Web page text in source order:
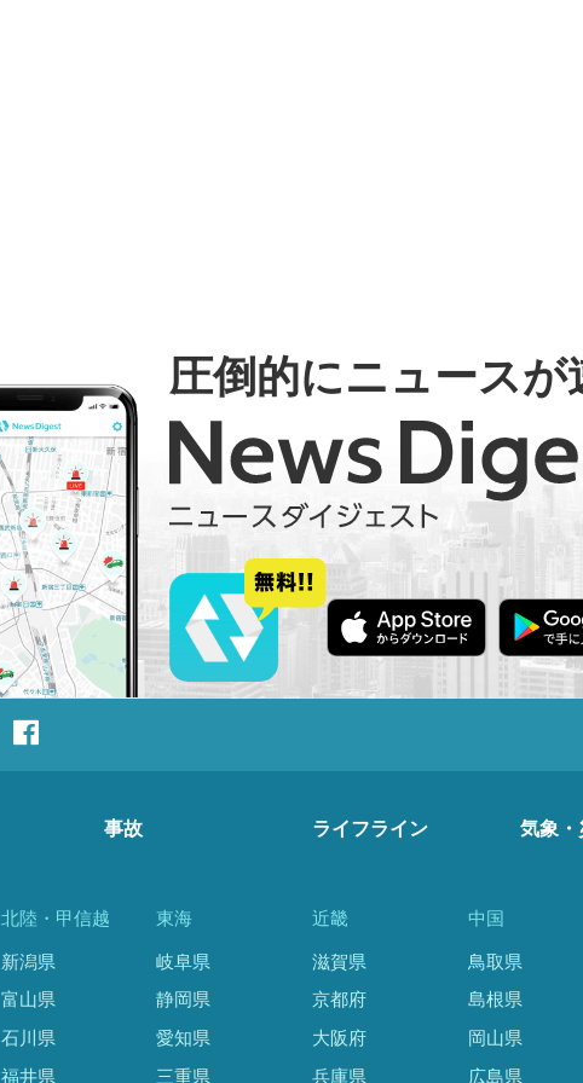
圧倒的にニュースが
事故 ライフライン 気象・
北陸・甲信越
新潟県
富山県
石川県
福井県
東海
岐阜県
静岡県
愛知県
三重県
近畿
滋賀県
京都府
大阪府
兵庫県
中国
鳥取県
島根県
岡山県
広島県